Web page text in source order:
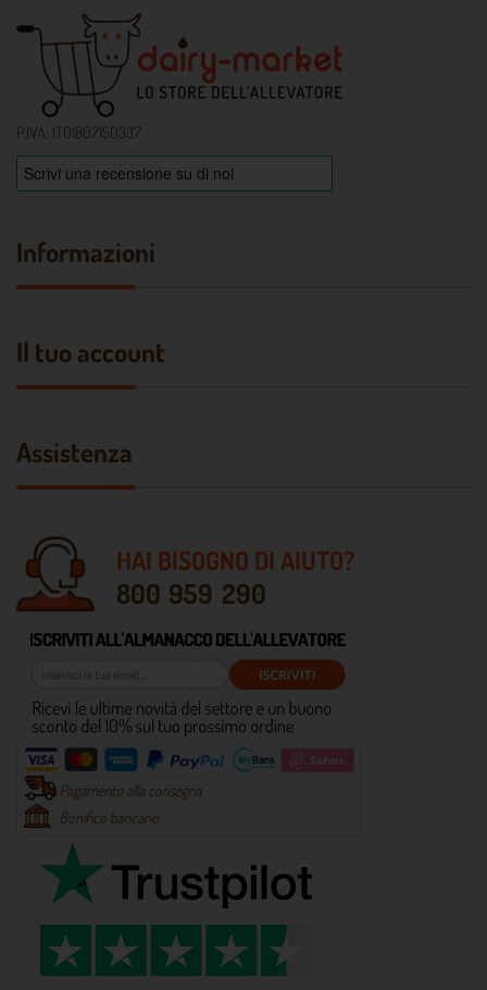
P.IVA: IT01807150337
Informazioni
Il tuo account
Assistenza
HAI BISOGNO DI AIUTO?
800 959 290